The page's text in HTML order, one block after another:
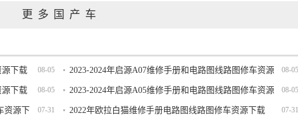
更多国产车
08-05
源下载 08-05
2023-2024年启源A07维修手册和电路图线路图修车资源
下载
08-05
源下载 08-05
2023-2024年启源A05维修手册和电路图线路图修车资源
下载
07-31
资源下 07-31
2022年欧拉白猫维修手册电路图线路图修车资源下载